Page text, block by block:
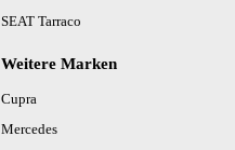
SEAT Tarraco
Weitere Marken
Cupra
Mercedes